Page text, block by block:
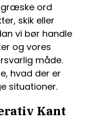
ord
skik eller
vi bør handle
og vores
måde.
hvad der er
situationer.
Kant